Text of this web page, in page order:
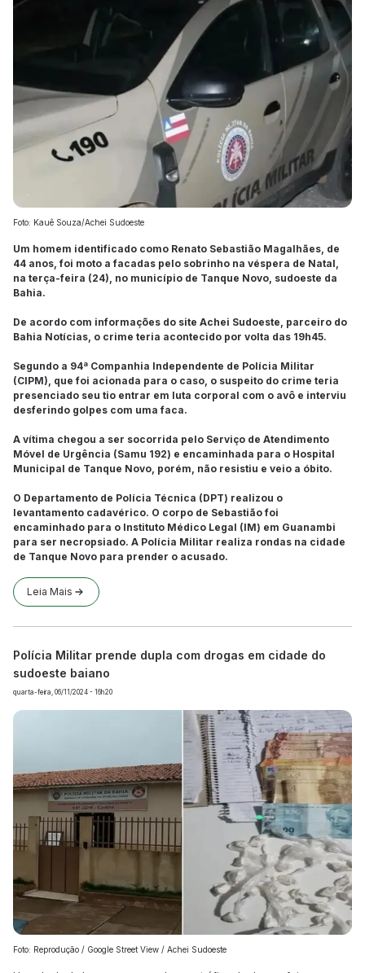
Foto: Kauê Souza/Achei Sudoeste
Um homem identificado como Renato Sebastião Magalhães, de
44 anos, foi moto a facadas pelo sobrinho na véspera de Natal,
na terça-feira (24), no município de Tanque Novo, sudoeste da
Bahia.
De acordo com informações do site Achei Sudoeste, parceiro do
Bahia Notícias, o crime teria acontecido por volta das 19h45.
Segundo a 94ª Companhia Independente de Polícia Militar
(CIPM), que foi acionada para o caso, o suspeito do crime teria
presenciado seu tio entrar em luta corporal com o avô e interviu
desferindo golpes com uma faca.
A vítima chegou a ser socorrida pelo Serviço de Atendimento
Móvel de Urgência (Samu 192) e encaminhada para o Hospital
Municipal de Tanque Novo, porém, não resistiu e veio a óbito.
O Departamento de Polícia Técnica (DPT) realizou o
levantamento cadavérico. O corpo de Sebastião foi
encaminhado para o Instituto Médico Legal (IM) em Guanambi
para ser necropsiado. A Polícia Militar realiza rondas na cidade
de Tanque Novo para prender o acusado.
Leia Mais
Polícia Militar prende dupla com drogas em cidade do
sudoeste baiano
quarta-feira, 06/11/2024 - 16h20
Foto: Reprodução / Google Street View / Achei Sudoeste